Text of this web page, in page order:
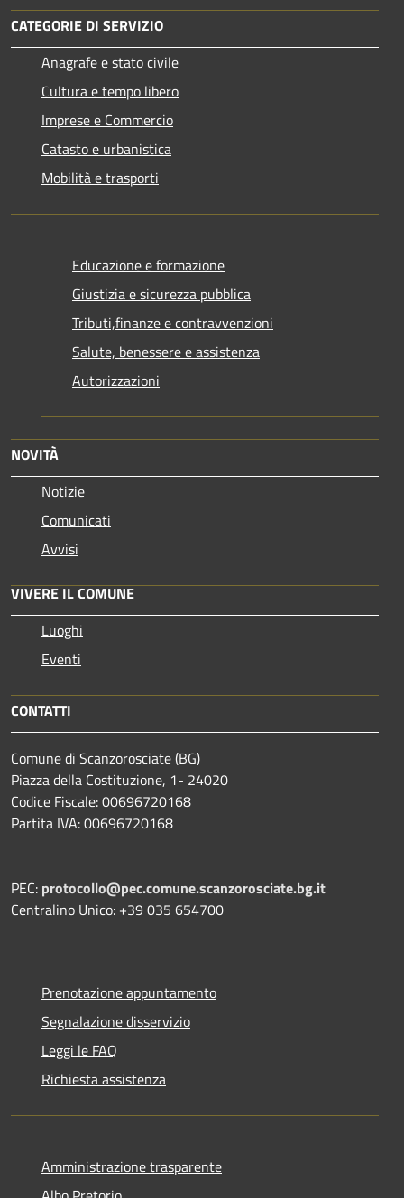
CATEGORIE DI SERVIZIO
Anagrafe e stato civile
Cultura e tempo libero
Imprese e Commercio
Catasto e urbanistica
Mobilità e trasporti
Educazione e formazione
Giustizia e sicurezza pubblica
Tributi,finanze e contravvenzioni
Salute, benessere e assistenza
Autorizzazioni
NOVITÀ
Notizie
Comunicati
Avvisi
VIVERE IL COMUNE
Luoghi
Eventi
CONTATTI
Comune di Scanzorosciate (BG)
Piazza della Costituzione, 1- 24020
Codice Fiscale: 00696720168
Partita IVA: 00696720168
PEC: protocollo@pec.comune.scanzorosciate.bg.it
Centralino Unico: +39 035 654700
Prenotazione appuntamento
Segnalazione disservizio
Leggi le FAQ
Richiesta assistenza
Amministrazione trasparente